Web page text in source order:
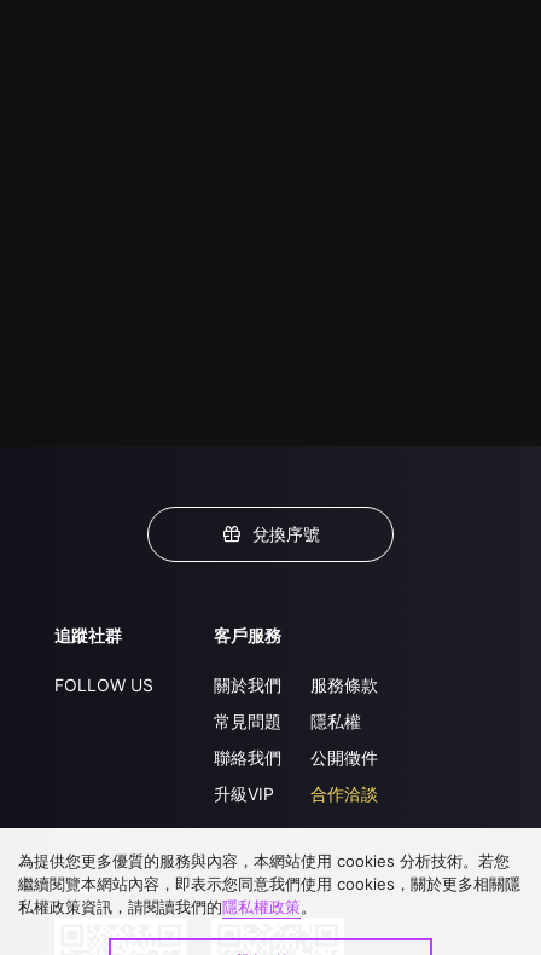
兌換序號
追蹤社群
FOLLOW US
客戶服務
關於我們
常見問題
聯絡我們
升級VIP
服務條款
隱私權
公開徵件
合作洽談
下載 APP
為提供您更多優質的服務與內容，本網站使用 cookies 分析技術。若您
繼續閱覽本網站內容，即表示您同意我們使用 cookies，關於更多相關隱
私權政策資訊，請閱讀我們的隱私權政策。